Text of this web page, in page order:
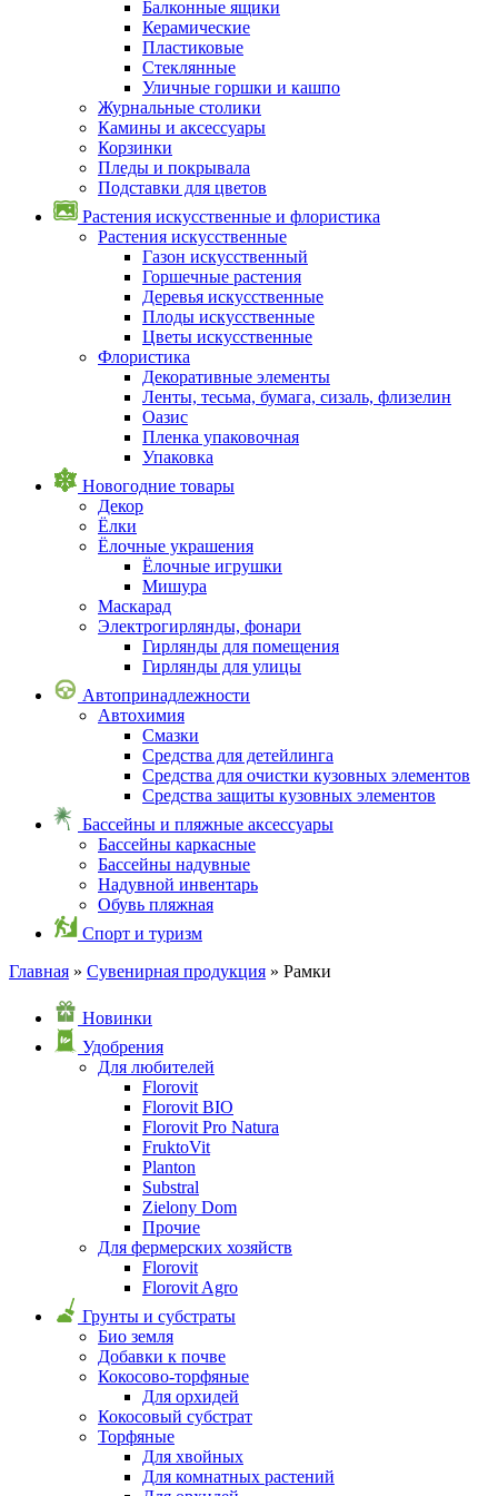
Балконные ящики
Керамические
Пластиковые
Стеклянные
Уличные горшки и кашпо
Журнальные столики
Камины и аксессуары
Корзинки
Пледы и покрывала
Подставки для цветов
Растения искусственные и флористика
Растения искусственные
Газон искусственный
Горшечные растения
Деревья искусственные
Плоды искусственные
Цветы искусственные
Флористика
Декоративные элементы
Ленты, тесьма, бумага, сизаль, флизелин
Оазис
Пленка упаковочная
Упаковка
Новогодние товары
Декор
Ёлки
Ёлочные украшения
Ёлочные игрушки
Мишура
Маскарад
Электрогирлянды, фонари
Гирлянды для помещения
Гирлянды для улицы
Автопринадлежности
Автохимия
Смазки
Средства для детейлинга
Средства для очистки кузовных элементов
Средства защиты кузовных элементов
Бассейны и пляжные аксессуары
Бассейны каркасные
Бассейны надувные
Надувной инвентарь
Обувь пляжная
Спорт и туризм
Главная » Сувенирная продукция » Рамки
Новинки
Удобрения
Для любителей
Florovit
Florovit BIO
Florovit Pro Natura
FruktoVit
Planton
Substral
Zielony Dom
Прочие
Для фермерских хозяйств
Florovit
Florovit Agro
Грунты и субстраты
Био земля
Добавки к почве
Кокосово-торфяные
Для орхидей
Кокосовый субстрат
Торфяные
Для хвойных
Для комнатных растений